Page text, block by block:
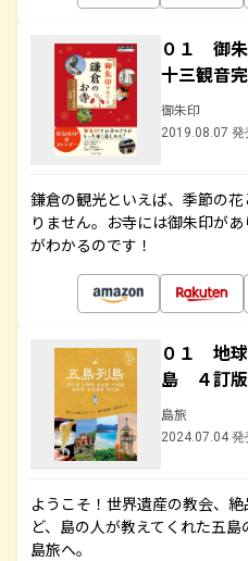
０１ 御
十三観音
御朱印
2019.08.07 発
鎌倉の観光といえば、季節の
りません。お寺には御朱印が
がわかるのです！
０１ 地
島 ４訂版
島旅
2024.07.04 発
ようこそ！世界遺産の教会、
ど、島の人が教えてくれた五島
島旅へ。